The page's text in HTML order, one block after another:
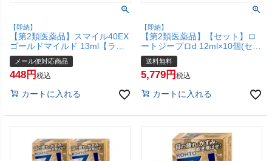
【即納】
【第2類医薬品】スマイル40EX
ゴールドマイルド 13ml【ライ
オン株式会社】【目薬/目の疲
れ/目のかすみ】【メール便対応
商品】【SBT】(6043164)
メール便対応商品
448 税込
カートに入れる
【即納】
【第2類医薬品】【セット】ロ
ートジープロd 12ml×10個(セル
フメディケーション税制対象)
【ロート製薬株式会社】【宅配
便送料無料】(6042969-set4)
送料無料
5,779 税込
カートに入れる